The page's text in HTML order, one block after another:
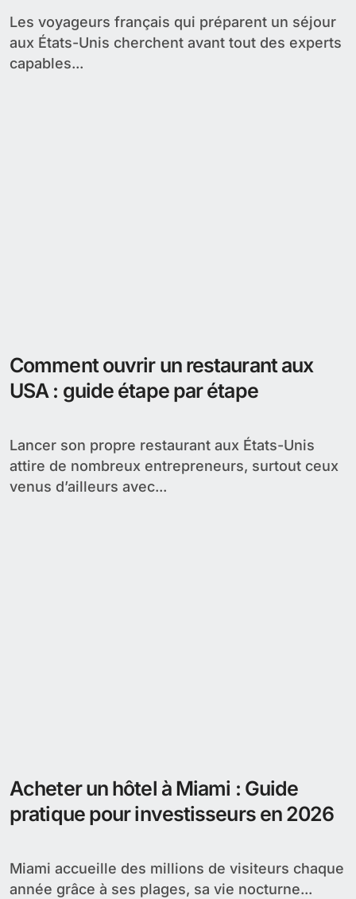
Les voyageurs français qui préparent un séjour
aux États-Unis cherchent avant tout des experts
capables...
Comment ouvrir un restaurant aux
USA : guide étape par étape
Lancer son propre restaurant aux États-Unis
attire de nombreux entrepreneurs, surtout ceux
venus d’ailleurs avec...
Acheter un hôtel à Miami : Guide
pratique pour investisseurs en 2026
Miami accueille des millions de visiteurs chaque
année grâce à ses plages, sa vie nocturne...